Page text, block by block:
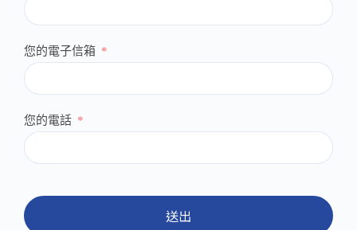
您的電子信箱
您的電話
送出